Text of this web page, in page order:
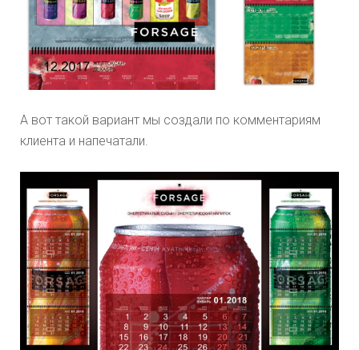
А вот такой вариант мы создали по комментариям
клиента и напечатали.